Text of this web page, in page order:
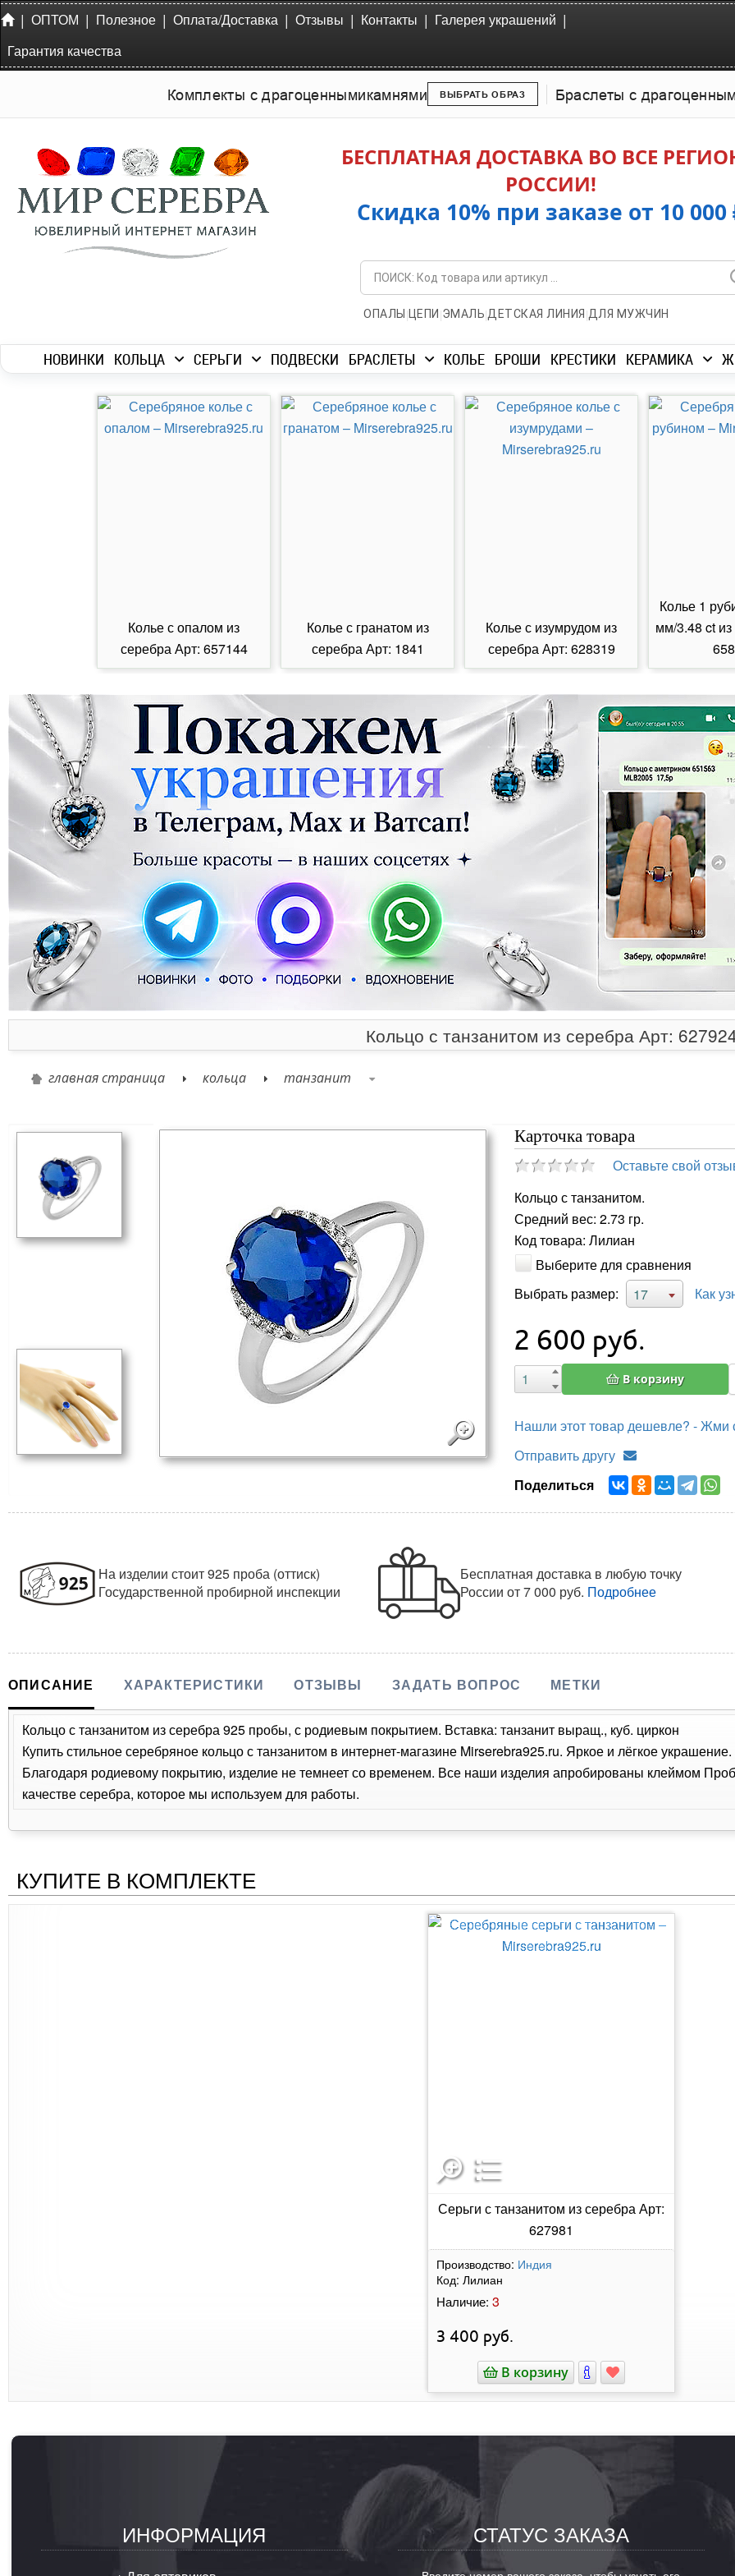
| ОПТОМ | Полезное | Оплата/Доставка | Отзывы | Контакты | Галерея украшений |
Гарантия качества
Комплекты с драгоценнымикамнями ВЫБРАТЬ ОБРАЗ Браслеты с
БЕСПЛАТНАЯ ДОСТАВКА ВО ВСЕ
РОССИИ!
Скидка 10% при заказе от 10 000
ОПАЛЫ | ЦЕПИ |ЭМАЛЬ|ДЕТСКАЯ ЛИНИЯ |ДЛЯ МУЖЧИН
НОВИНКИ КОЛЬЦА СЕРЬГИ ПОДВЕСКИ БРАСЛЕТЫ КОЛЬЕ БРОШИ КРЕСТИКИ КЕРАМИКА
Колье с опалом из
серебра Арт: 657144
Колье с гранатом из
серебра Арт: 1841
Колье с изумрудом из
серебра Арт: 628319
Колье 1
мм/3.48 ct
Кольцо с танзанитом из серебра Арт:
главная страница кольца танзанит
Карточка товара
Оставьте свой
Кольцо с танзанитом.
Средний вес: 2.73 гр.
Код товара: Лилиан
Выберите для сравнения
Выбрать размер:
17 Как
2 600 руб.
В корзину
Нашли этот товар дешевле? - Жми
Отправить другу
Поделиться
На изделии стоит 925 проба (оттиск)
Государственной пробирной инспекции
Бесплатная доставка в любую точку
Россииот 7 000 руб. Подробнее
ОПИСАНИЕ ХАРАКТЕРИСТИКИ ОТЗЫВЫ ЗАДАТЬ ВОПРОС МЕТКИ
Кольцо с танзанитом из серебра 925 пробы, с родиевым покрытием. Вставка: танзанит выращ., куб. циркон
Купить стильное серебряное кольцо с танзанитом в интернет-магазине Mirserebra925.ru. Яркое и лёгкое
Благодаря родиевому покрытию, изделие не темнеет со временем. Все наши изделия апробированы клеймом
качестве серебра, которое мы используем для работы.
КУПИТЕ В КОМПЛЕКТЕ
Серьги с танзанитом из серебра Арт:
627981
Производство: Индия
Код: Лилиан
Наличие: 3
3 400 руб.
В корзину
ИНФОРМАЦИЯ СТАТУС ЗАКАЗА